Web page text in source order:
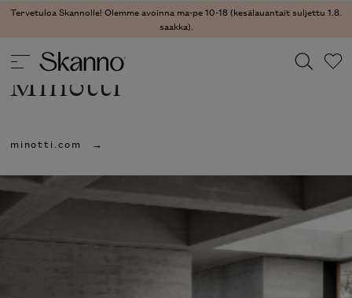
Tervetuloa Skannolle! Olemme avoinna ma-pe 10-18 (kesälauantait suljettu
1.8. saakka).
Type 2 or more characters for results.
Minotti
minotti.com